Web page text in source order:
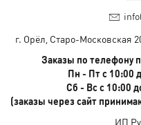
г. Орёл, Старо-Московская
Заказы по телефону
Пн - Пт с 10:00
Сб - Вс с 10:00
(заказы через сайт
ИП